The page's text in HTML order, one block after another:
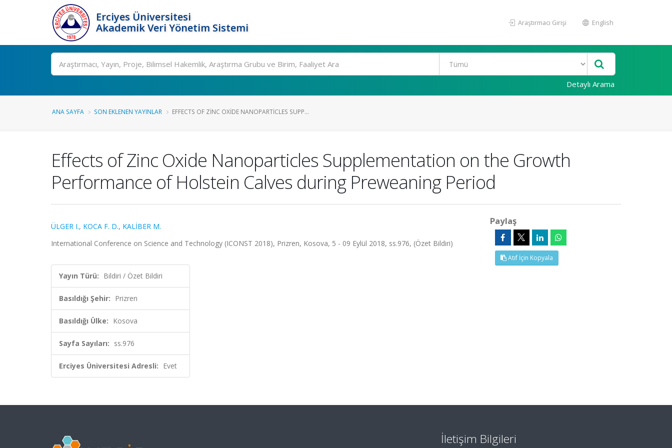
Erciyes Üniversitesi
Akademik Veri Yönetim Sistemi
Araştırmacı Girişi English
Ara
Detaylı Arama
ANA SAYFA SON EKLENEN YAYINLAR EFFECTS OF ZINC OXIDE NANOPARTICLES SUPP...
Effects of Zinc Oxide Nanoparticles Supplementation on the Growth
Performance of Holstein Calves during Preweaning Period
ÜLGER I., KOCA F. D., KALİBER M.
International Conference on Science and Technology (ICONST 2018), Prizren, Kosova, 5 - 09 Eylül 2018, ss.976, (Özet Bildiri)
Yayın Türü: Bildiri / Özet Bildiri
Basıldığı Şehir: Prizren
Basıldığı Ülke: Kosova
Sayfa Sayıları: ss.976
Erciyes Üniversitesi Adresli: Evet
Paylaş
Atıf İçin Kopyala
İletişim Bilgileri